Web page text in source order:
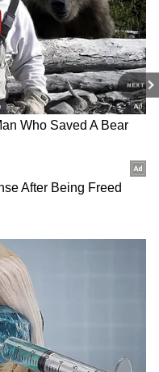
NEXT
யூனிட்கள்
இடத்திற்கு
10.65%
டாப்
சுஸுகி
நான்காவது
கடந்த